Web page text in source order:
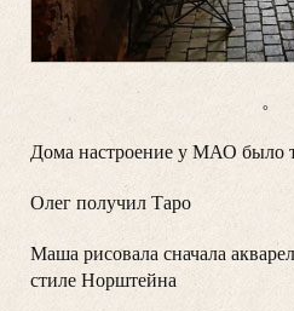
。
Дома настроение у МАО было
Олег получил Таро
Маша рисовала сначала
стиле Норштейна